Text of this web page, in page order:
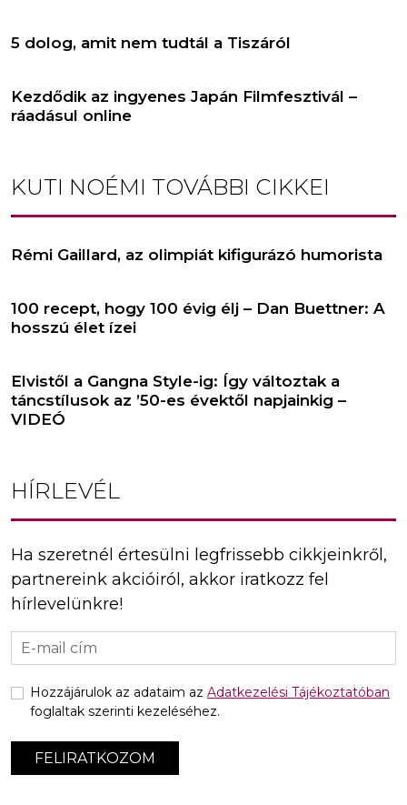
5 dolog, amit nem tudtál a Tiszáról
Kezdődik az ingyenes Japán Filmfesztivál –
ráadásul online
KUTI NOÉMI TOVÁBBI CIKKEI
Rémi Gaillard, az olimpiát kifigurázó humorista
100 recept, hogy 100 évig élj – Dan Buettner: A
hosszú élet ízei
Elvistől a Gangna Style-ig: Így változtak a
táncstílusok az ’50-es évektől napjainkig –
VIDEÓ
HÍRLEVÉL
Ha szeretnél értesülni legfrissebb cikkjeinkről,
partnereink akcióiról, akkor iratkozz fel
hírlevelünkre!
FELIRATKOZOM
Hozzájárulok az adataim az Adatkezelési Tájékoztatóban
foglaltak szerinti kezeléséhez.